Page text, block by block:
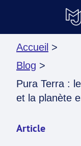
Accueil >
Blog >
Pura Terra :
et la planète
Article